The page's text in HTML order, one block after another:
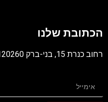
PDF
הכתובת שלנו
רחוב כנרת 15, בני-ברק 5120260 ישראל